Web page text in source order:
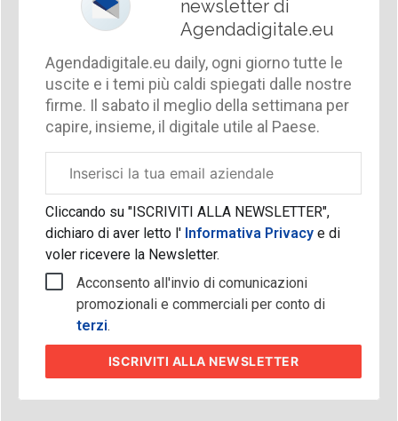
newsletter di
Agendadigitale.eu
Agendadigitale.eu daily, ogni giorno tutte le
uscite e i temi più caldi spiegati dalle nostre
firme. Il sabato il meglio della settimana per
capire, insieme, il digitale utile al Paese.
aziendale
Cliccando su "ISCRIVITI ALLA NEWSLETTER",
dichiaro di aver letto l'Informativa Privacy e di
voler ricevere la Newsletter.
Acconsento all'invio di comunicazioni
promozionali e commerciali per conto di
terzi.
ISCRIVITI ALLA NEWSLETTER